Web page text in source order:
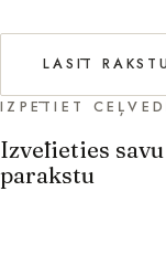
LASĪT RAKSTU
IZPĒTIET
Izvēlieties savu
parakstu